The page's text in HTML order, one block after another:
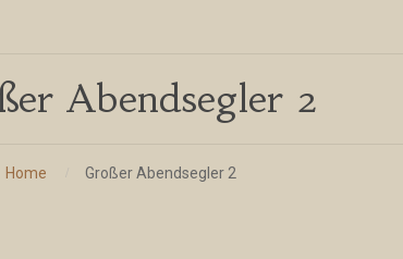
Abendsegler 2
Home Großer Abendsegler 2